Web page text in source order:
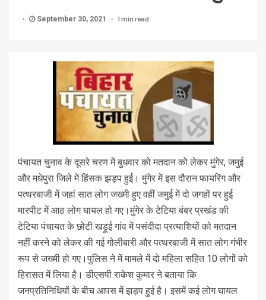
September 30, 2021 1 min read
पंचायत चुनाव के दूसरे चरण में बुधवार को मतदान को लेकर मुंगेर, जमुई
और मधेपुरा जिले में हिंसक झड़प हुई। मुंगेर में इस दौरान फायरिंग और
पत्थरबाजी में जहां सात लोग जख्मी हुए वहीं जमुई में दो जगहों पर हुई
मारपीट में आठ लोग घायल हो गए।मुंगेर के टेटिया बंबर प्रखंड की
टेटिया पंचायत के छोटी खड़ूई गांव में पसंदीदा प्रत्याशियों को मतदान
नहीं करने को लेकर की गई गोलीबारी और पत्थरबाजी में सात लोग गंभीर
रूप से जख्मी हो गए।पुलिस ने में मामले में दो महिला सहित 10 लोगों को
हिरासत में लिया है। डीएसपी राकेश कुमार ने बताया कि
जनप्रतिनिधियों के बीच आपस में झड़प हुई है। इसमें कई लोग घायल